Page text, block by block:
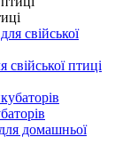
свійської птиці